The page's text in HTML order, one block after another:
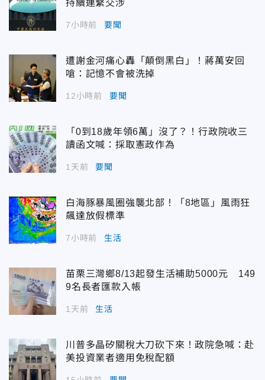
持續連繫交涉
7小時前 要聞
遭謝金河痛心轟「顛倒黑白」！蔣萬安回
嗆：記憶不會被洗掉
12小時前 要聞
「0到18歲年領6萬」沒了？！行政院收三
讀函文喊：採取憲政作為
1天前 要聞
白海豚暴風圈強襲北部！「8地區」風雨狂
飆達放假標準
7小時前 生活
苗栗三灣鄉8/13起發生活補助5000元 149
9名長者匯款入帳
1天前 生活
川普多晶矽關稅大刀砍下來！政院急喊：赴
美投資業者適用免稅配額